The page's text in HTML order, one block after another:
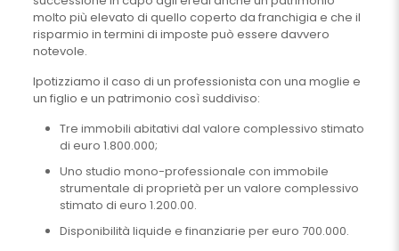
molto più elevato di quello coperto da franchigia e che il
risparmio in termini di imposte può essere davvero
notevole.
Ipotizziamo il caso di un professionista con una moglie e
un figlio e un patrimonio così suddiviso:
Tre immobili abitativi dal valore complessivo stimato
di euro 1.800.000;
Uno studio mono-professionale con immobile
strumentale di proprietà per un valore complessivo
stimato di euro 1.200.00.
Disponibilità liquide e finanziarie per euro 700.000.